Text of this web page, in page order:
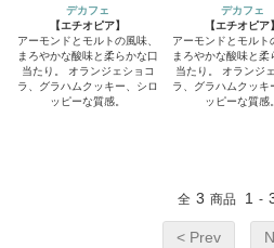
デカフェ
【エチオピア】
アーモンドとモルトの風味、
まろやかな酸味と柔らかな口
当たり。 オランジェショコ
ラ、グラハムクッキー、シロ
ッピーな質感。
デカフェ
【エチオピア】
アーモンドとモルト
まろやかな酸味と柔
当たり。 オランジ
ラ、グラハムクッキ
ッピーな質感。
全 3 商品 1 -
< Prev